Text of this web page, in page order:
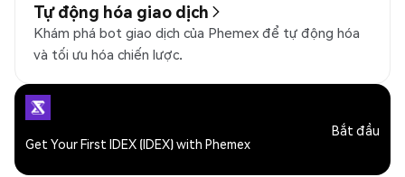
Tự động hóa giao dịch
Khám phá bot giao dịch của Phemex để tự động hóa
và tối ưu hóa chiến lược.
Get Your First IDEX (IDEX) with Phemex
Bắt đầu